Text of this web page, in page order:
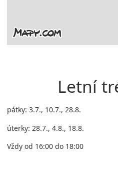
Letní
pátky: 3.7., 10.7., 28.8.
úterky: 28.7., 4.8., 18.8.
Vždy od 16:00 do 18:00